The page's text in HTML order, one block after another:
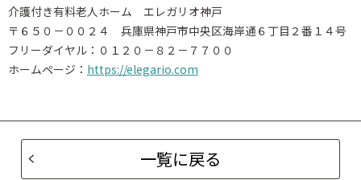
介護付き有料老人ホーム エレガリオ神戸
〒６５０－００２４ 兵庫県神戸市中央区海岸通６丁目２番１４号
フリーダイヤル：０１２０－８２－７７００
ホームページ： https://elegario.com
一覧に戻る